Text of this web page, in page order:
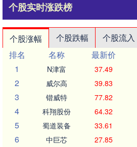
个股实时涨跌榜
个股涨幅 个股跌幅 个股流入
排名
名称 最新价
1
N津富 37.49
2 威尔高 39.83
3 锴威特 77.82
4 科翔股份 64.32
5 蜀道装备 33.61
6 中巨芯 27.85